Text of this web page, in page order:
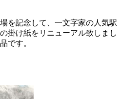
を記念して、一文字家の人気駅
掛け紙をリニューアル致しまし
です。